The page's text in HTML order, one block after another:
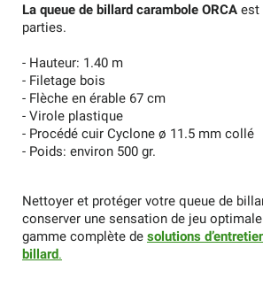
La queue de billard carambole ORCA est
parties.
- Hauteur: 1.40 m
- Filetage bois
- Flèche en érable 67 cm
- Virole plastique
- Procédé cuir Cyclone ø 11.5 mm collé
- Poids: environ 500 gr.
Nettoyer et protéger votre queue de
conserver une sensation de jeu
gamme complète de solutions
billard.